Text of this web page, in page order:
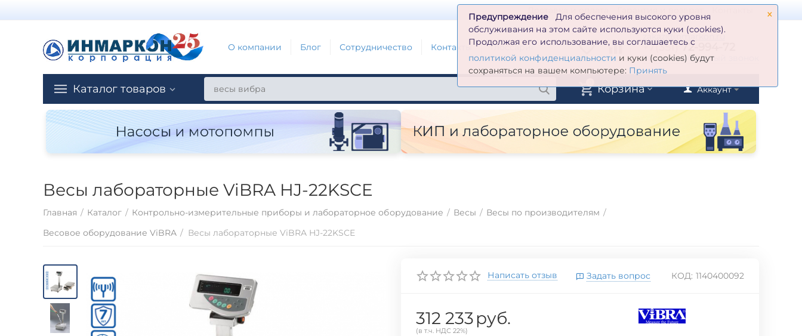
×
Предупреждение
Для обеспечения высокого уровня
обслуживания на этом сайте используются куки (cookies).
Продолжая его использование, вы соглашаетесь с
политикой конфиденциальности и куки (cookies) будут
сохраняться на вашем компьютере: Принять
О компании Блог Сотрудничество Контакты Глоссарий
zakaz@inmarkon.ru
+7(351)72-994-72
Заказать обратный звонок
Каталог товаров Аккаунт
Корзина
Весы лабораторные ViBRA HJ-22KSCE
Главная / Каталог / Контрольно-измерительные приборы и лабораторное оборудование / Весы / Весы по производителям /
Весовое оборудование ViBRA / Весы лабораторные ViBRA HJ-22KSCE
Написать отзыв Задать вопрос КОД: 1140400092
312 233руб.
(в т.ч. НДС 22%)